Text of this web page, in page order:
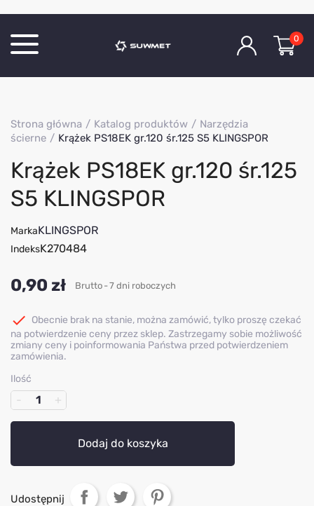
O Firmie
Kontakt
0
Strona główna Katalog produktów
Narzędzia
ścierne
Krążek PS18EK gr.120 śr.125 S5 KLINGSPOR
Krążek PS18EK gr.120 śr.125
S5 KLINGSPOR
MarkaKLINGSPOR
IndeksK270484
0,90 zł Brutto 7 dni roboczych
 Obecnie brak na stanie, można zamówić, tylko proszę czekać
na potwierdzenie ceny przez sklep. Zastrzegamy sobie możliwość
zmiany ceny i poinformowania Państwa przed potwierdzeniem
zamówienia.
Ilość
Dodaj do koszyka
Udostępnij